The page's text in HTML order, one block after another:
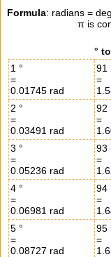
Formula: radians =
π is
°
1 °
=
0.01745 rad
91
=
2 °
=
0.03491 rad
92
=
3 °
=
0.05236 rad
93
=
4 °
=
0.06981 rad
94
=
5 °
=
0.08727 rad
95
=